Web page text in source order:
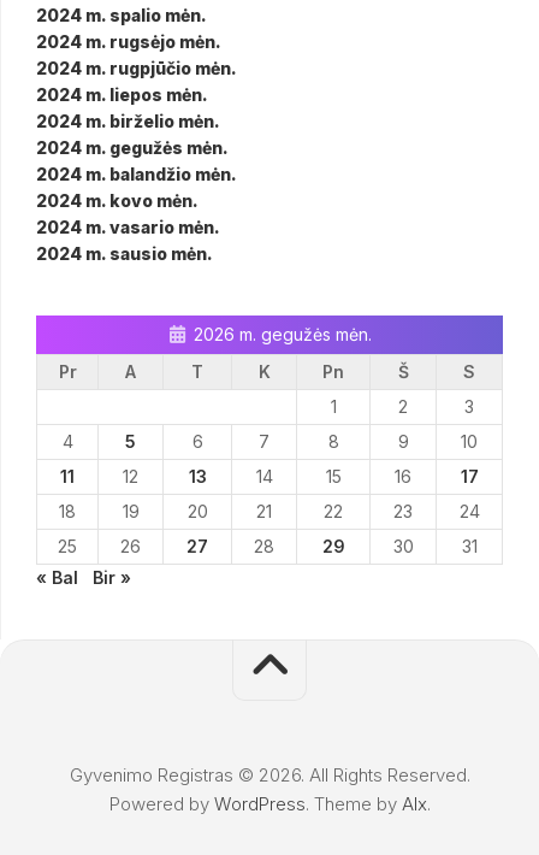
2024 m. spalio mėn.
2024 m. rugsėjo mėn.
2024 m. rugpjūčio mėn.
2024 m. liepos mėn.
2024 m. birželio mėn.
2024 m. gegužės mėn.
2024 m. balandžio mėn.
2024 m. kovo mėn.
2024 m. vasario mėn.
2024 m. sausio mėn.
2026 m. gegužės mėn.
Pr
A T K Pn Š
S
1
2
3
4
5 6 7 8 9
10
11
12 13 14 15 16
17
18
19 20 21 22 23
24
25
26 27 28 29 30
31
« Bal
Bir »
Gyvenimo Registras © 2026. All Rights Reserved.
Powered by WordPress. Theme by Alx.